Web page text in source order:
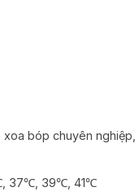
bóp chuyên nghiệp,
37℃, 39℃, 41℃